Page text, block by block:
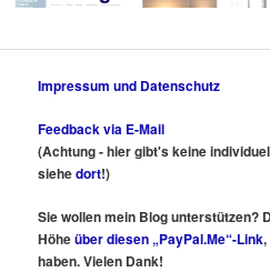
Impressum und Datenschutz
Feedback via E-Mail
(Achtung - hier gibt's keine
siehedort!)
Sie wollen mein Blog unterstützen?
Höheüber diesen „PayPal.Me“-Link
haben. Vielen Dank!